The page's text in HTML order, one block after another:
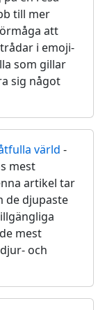
till mer
att
i emoji-
som gillar
sig något
värld -
mest
artikel tar
de djupaste
mest
och